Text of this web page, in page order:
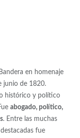
en homenaje
junio de 1820.
histórico y político
abogado, político,
. Entre las muchas
fue